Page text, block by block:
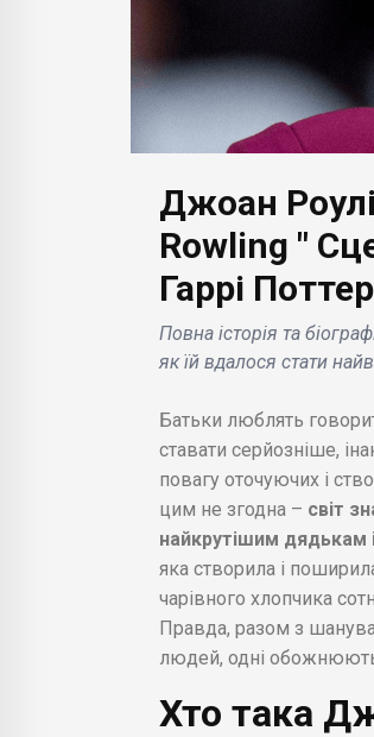
Джоан
Rowling "
Гаррі
Повна історія та
як їй вдалося стати
Батьки люблять
ставати серйозніше,
повагу оточуючих і
цим не згодна – світ
найкрутішим дядькам
яка створила і
чарівного хлопчика
Правда, разом з
людей, одні
Хто така
події .